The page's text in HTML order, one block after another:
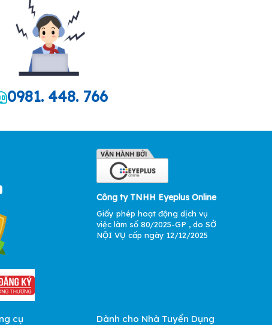
0981. 448. 766
Công ty TNHH Eyeplus Online
Giấy phép hoạt động dịch vụ
việc làm số 80/2025-GP , do SỞ
NỘI VỤ cấp ngày 12/12/2025
cụ Dành cho Nhà Tuyển Dụng